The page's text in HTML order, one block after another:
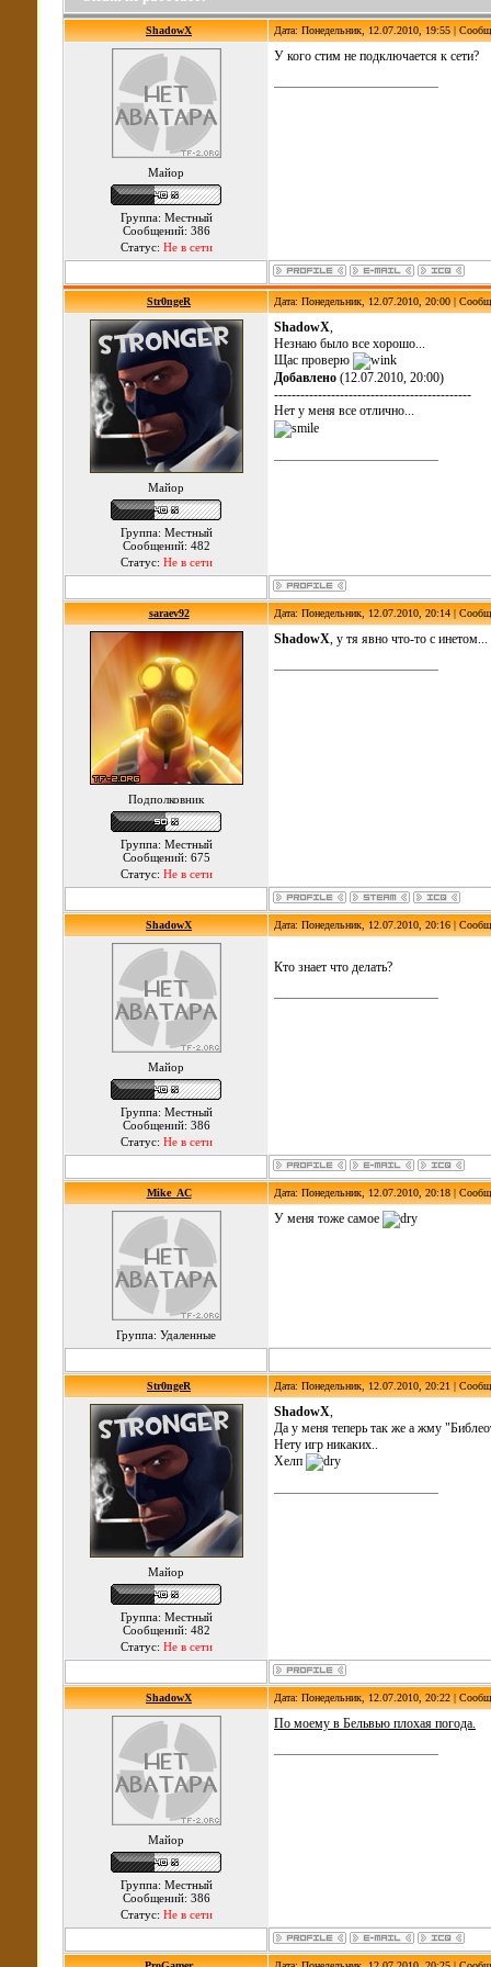
ShadowX Дата: Понедельник, 12.07.2010, 19:55 |
Майор
Группа: Местный
Сообщений: 386
Статус: Не в сети
У кого стим не подключается к сети?
Str0ngeR Дата: Понедельник, 12.07.2010, 20:00 |
Майор
Группа: Местный
Сообщений: 482
Статус: Не в сети
ShadowX,
Незнаю было все хорошо...
Щас проверю
Добавлено (12.07.2010, 20:00)
---------------------------------------------
Нет у меня все отлично...
saraev92 Дата: Понедельник, 12.07.2010, 20:14 |
Подполковник
Группа: Местный
Сообщений: 675
Статус: Не в сети
ShadowX, у тя явно что-то с инетом...
ShadowX Дата: Понедельник, 12.07.2010, 20:16 |
Майор
Группа: Местный
Сообщений: 386
Статус: Не в сети
Кто знает что делать?
Mike_AC Дата: Понедельник, 12.07.2010, 20:18 |
Группа: Удаленные
У меня тоже самое
Str0ngeR Дата: Понедельник, 12.07.2010, 20:21 |
Майор
Группа: Местный
Сообщений: 482
Статус: Не в сети
ShadowX,
Да у меня теперь так же а жму
Нету игр никаких..
Хелп
ShadowX Дата: Понедельник, 12.07.2010, 20:22 |
Майор
Группа: Местный
Сообщений: 386
Статус: Не в сети
По моему в Бельвью плохая погода.